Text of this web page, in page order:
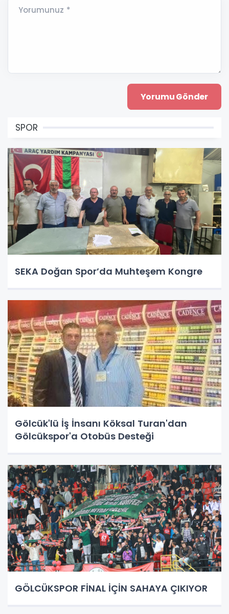
Yorumunuz *
SPOR
SEKA Doğan Spor’da Muhteşem Kongre
Gölcük'lü İş İnsanı Köksal Turan'dan
Gölcükspor'a Otobüs Desteği
GÖLCÜKSPOR FİNAL İÇİN SAHAYA ÇIKIYOR